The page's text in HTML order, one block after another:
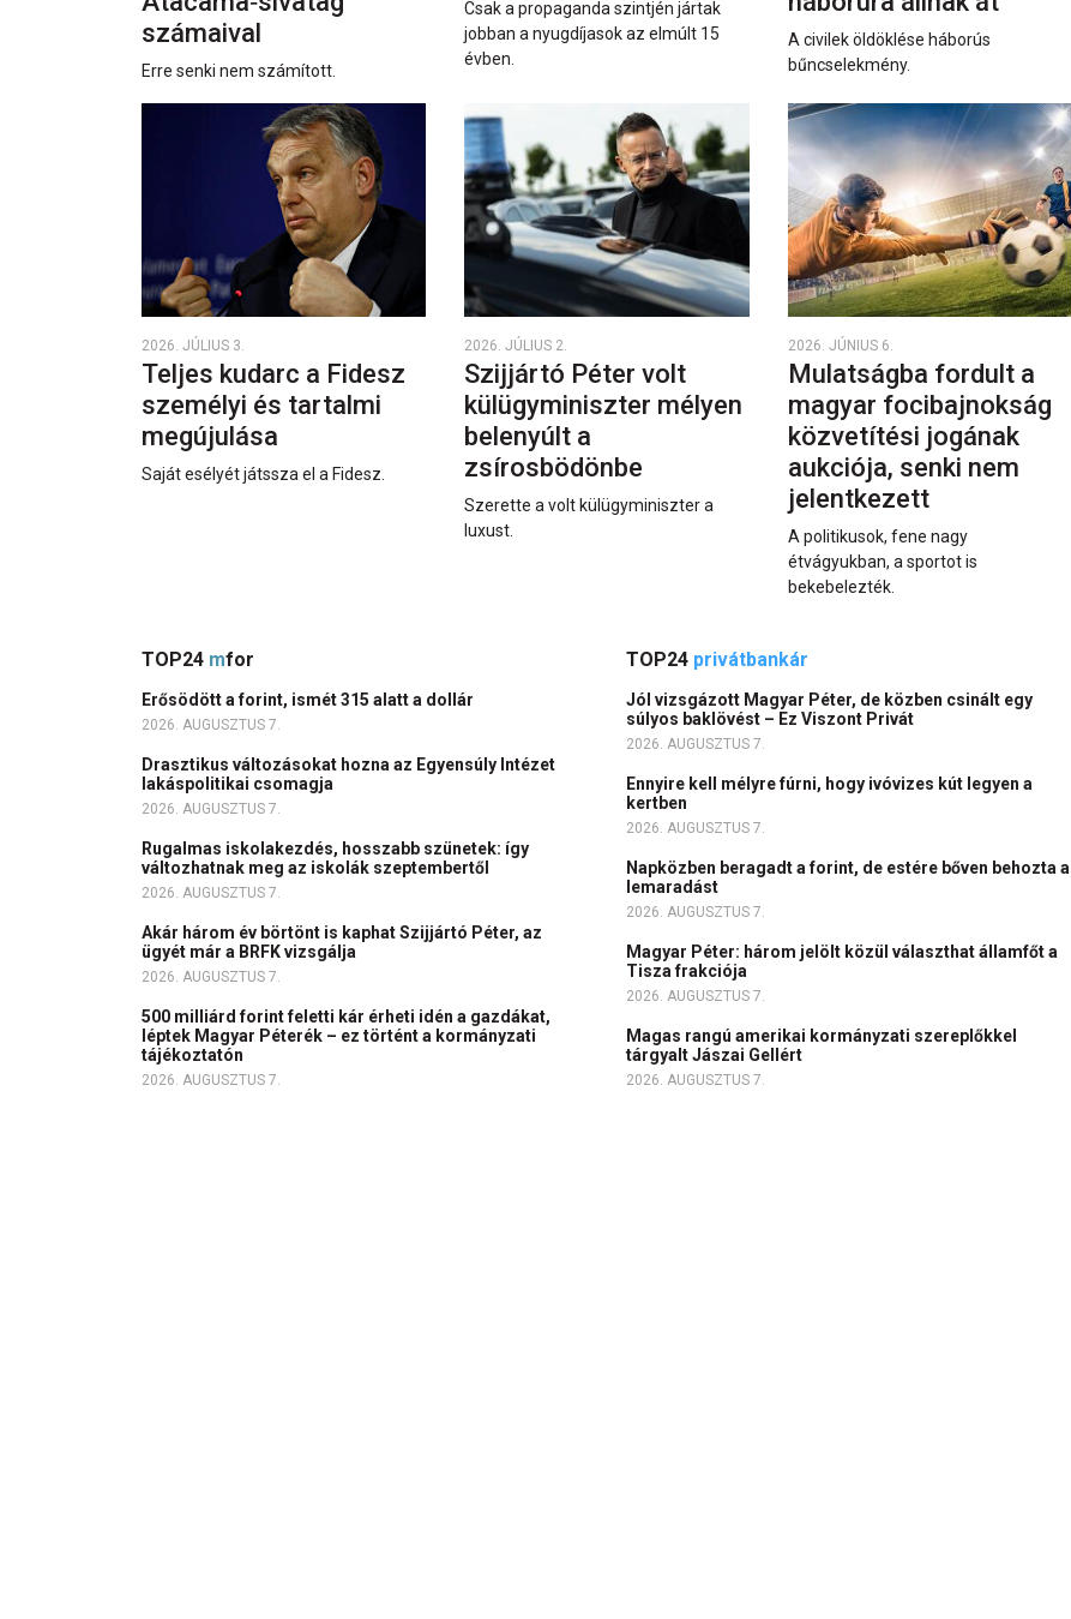
számaival
Erre senki nem számított.
Csak a propaganda szintjén jártak
jobban a nyugdíjasok az elmúlt 15
évben.
A civilek öldöklése háborús
bűncselekmény.
2026. JÚLIUS 3.
Teljes kudarc a Fidesz
személyi és tartalmi
megújulása
Saját esélyét játssza el a Fidesz.
2026. JÚLIUS 2.
Szijjártó Péter volt
külügyminiszter mélyen
belenyúlt a
zsírosbödönbe
Szerette a volt külügyminiszter a
luxust.
2026. JÚNIUS 6.
Mulatságba fordult a
magyar focibajnokság
közvetítési jogának
aukciója, senki nem
jelentkezett
A politikusok, fene nagy
étvágyukban, a sportot is
bekebelezték.
TOP24 mfor
Erősödött a forint, ismét 315 alatt a dollár
2026. AUGUSZTUS 7.
Drasztikus változásokat hozna az Egyensúly Intézet
lakáspolitikai csomagja
2026. AUGUSZTUS 7.
Rugalmas iskolakezdés, hosszabb szünetek: így
változhatnak meg az iskolák szeptembertől
2026. AUGUSZTUS 7.
Akár három év börtönt is kaphat Szijjártó Péter, az
ügyét már a BRFK vizsgálja
2026. AUGUSZTUS 7.
500 milliárd forint feletti kár érheti idén a gazdákat,
léptek Magyar Péterék – ez történt a kormányzati
tájékoztatón
2026. AUGUSZTUS 7.
TOP24 privátbankár
Jól vizsgázott Magyar Péter, de közben csinált egy
súlyos baklövést – Ez Viszont Privát
2026. AUGUSZTUS 7.
Ennyire kell mélyre fúrni, hogy ivóvizes kút legyen a
kertben
2026. AUGUSZTUS 7.
Napközben beragadt a forint, de estére bőven behozta a
lemaradást
2026. AUGUSZTUS 7.
Magyar Péter: három jelölt közül választhat államfőt a
Tisza frakciója
2026. AUGUSZTUS 7.
Magas rangú amerikai kormányzati szereplőkkel
tárgyalt Jászai Gellért
2026. AUGUSZTUS 7.